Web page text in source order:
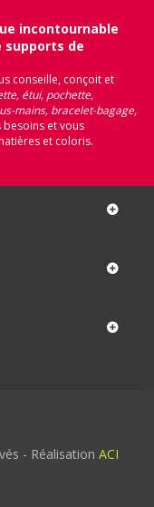
incontournable
supports de
conseille, conçoit et
étui, pochette,
mains, bracelet-bagage,
et vous
et coloris.
- Réalisation ACI